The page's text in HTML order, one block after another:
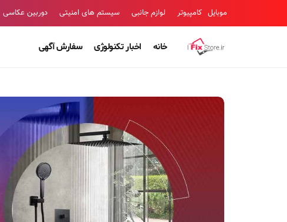
موبایل کامپیوتر لوازم جانبی سیستم های امنیتی دوربین عکاسی
خانه اخبار تکنولوژی سفارش آگهی